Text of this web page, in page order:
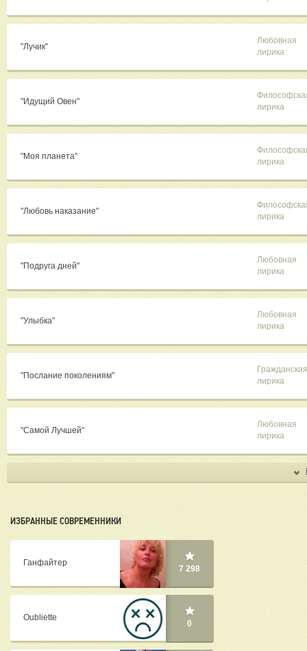
"Лучик"
Любовная
лирика
"Идущий Овен"
лирика
"Моя планета"
лирика
"Любовь наказание"
лирика
"Подруга дней"
Любовная
лирика
"Улыбка"
Любовная
лирика
"Послание поколениям"
Гражданская
лирика
"Самой Лучшей"
Любовная
лирика
ИЗБРАННЫЕ СОВРЕМЕННИКИ
Ганфайтер
7 298
Oubliette
0